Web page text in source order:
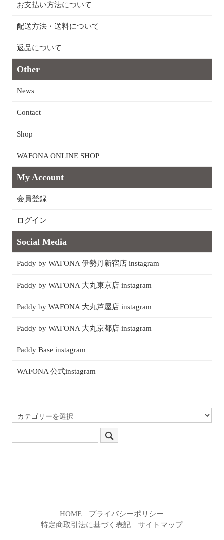
お支払い方法について
配送方法・送料について
返品について
Other
News
Contact
Shop
WAFONA ONLINE SHOP
My Account
会員登録
ログイン
Social Media
Paddy by WAFONA 伊勢丹新宿店 instagram
Paddy by WAFONA 大丸東京店 instagram
Paddy by WAFONA 大丸芦屋店 instagram
Paddy by WAFONA 大丸京都店 instagram
Paddy Base instagram
WAFONA 公式instagram
HOME
プライバシーポリシー
特定商取引法に基づく表記
サイトマップ